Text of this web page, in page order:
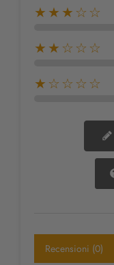
★★★☆☆
★★☆☆☆
★☆☆☆☆
Recensioni (0)